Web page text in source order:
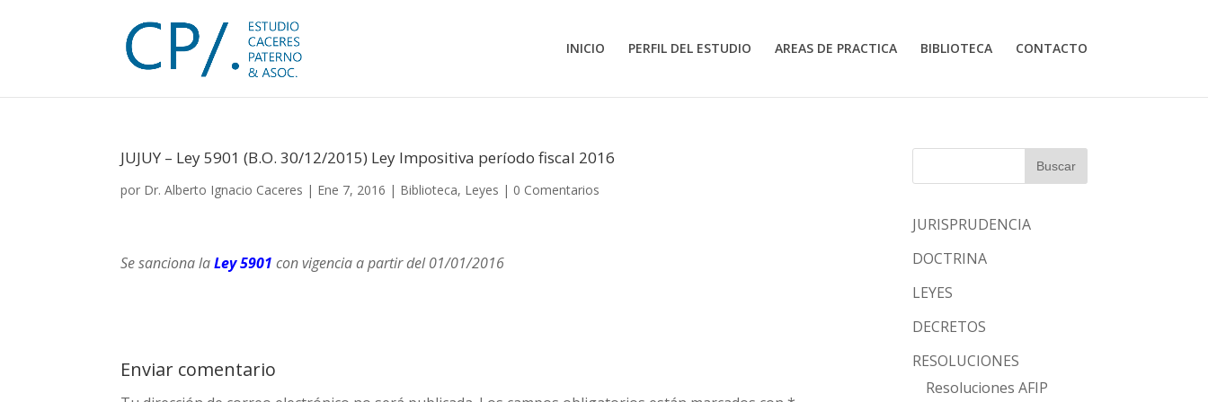
INICIO PERFIL DEL ESTUDIO AREAS DE PRACTICA BIBLIOTECA CONTACTO
JUJUY – Ley 5901 (B.O. 30/12/2015) Ley Impositiva período fiscal 2016
por Dr. Alberto Ignacio Caceres | Ene 7, 2016 | Biblioteca, Leyes | 0 Comentarios
Se sanciona laLey 5901 con vigencia a partir del 01/01/2016
Enviar comentario
JURISPRUDENCIA
DOCTRINA
LEYES
DECRETOS
RESOLUCIONES
Resoluciones AFIP